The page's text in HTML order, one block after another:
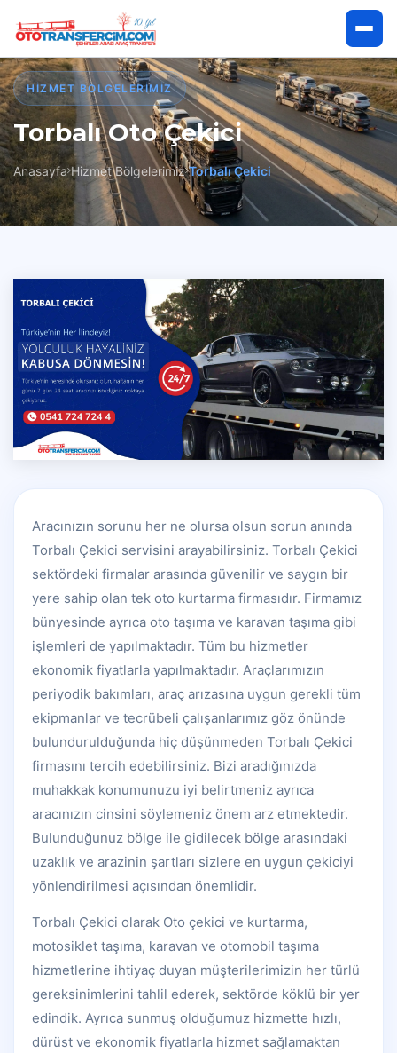
Anasayfa
Hakkımızda
Hizmetlerimiz
Çekici Talep Et
HIZMET BÖLGELERIMIZ
Torbalı Oto Çekici
Anasayfa Hizmet Bölgelerimiz Torbalı Çekici
Aracınızın sorunu her ne olursa olsun sorun anında
Torbalı Çekici servisini arayabilirsiniz. Torbalı Çekici
sektördeki firmalar arasında güvenilir ve saygın bir
yere sahip olan tek oto kurtarma firmasıdır. Firmamız
bünyesinde ayrıca oto taşıma ve karavan taşıma gibi
işlemleri de yapılmaktadır. Tüm bu hizmetler
ekonomik fiyatlarla yapılmaktadır. Araçlarımızın
periyodik bakımları, araç arızasına uygun gerekli tüm
ekipmanlar ve tecrübeli çalışanlarımız göz önünde
bulundurulduğunda hiç düşünmeden Torbalı Çekici
firmasını tercih edebilirsiniz. Bizi aradığınızda
muhakkak konumunuzu iyi belirtmeniz ayrıca
aracınızın cinsini söylemeniz önem arz etmektedir.
Bulunduğunuz bölge ile gidilecek bölge arasındaki
uzaklık ve arazinin şartları sizlere en uygun çekiciyi
yönlendirilmesi açısından önemlidir.
Torbalı Çekici olarak Oto çekici ve kurtarma,
motosiklet taşıma, karavan ve otomobil taşıma
hizmetlerine ihtiyaç duyan müşterilerimizin her türlü
gereksinimlerini tahlil ederek, sektörde köklü bir yer
edindik. Ayrıca sunmuş olduğumuz hizmette hızlı,
dürüst ve ekonomik fiyatlarla hizmet sağlamaktan